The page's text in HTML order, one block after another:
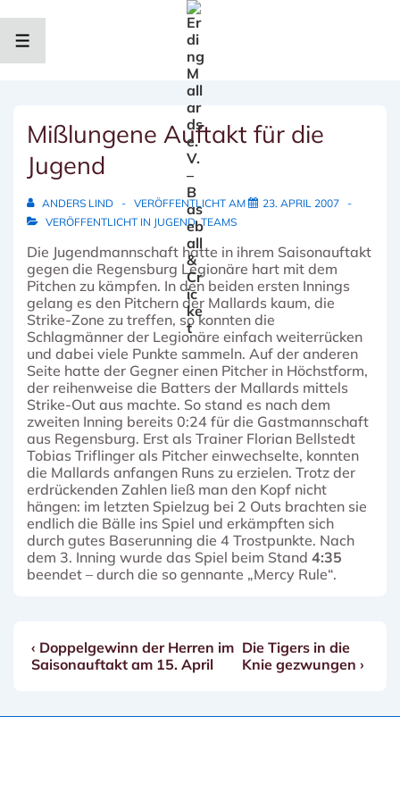
InhaltMENÜ
Mißlungene Auftakt für die
Jugend
ANDERS LIND VERÖFFENTLICHT AM
23. APRIL 2007
VERÖFFENTLICHT IN JUGEND,TEAMS
Die Jugendmannschaft hatte in ihrem Saisonauftakt
gegen die Regensburg Legionäre hart mit dem
Pitchen zu kämpfen. In den beiden ersten Innings
gelang es den Pitchern der Mallards kaum, die
Strike-Zone zu treffen, so konnten die
Schlagmänner der Legionäre einfach weiterrücken
und dabei viele Punkte sammeln. Auf der anderen
Seite hatte der Gegner einen Pitcher in Höchstform,
der reihenweise die Batters der Mallards mittels
Strike-Out aus machte. So stand es nach dem
zweiten Inning bereits 0:24 für die Gastmannschaft
aus Regensburg. Erst als Trainer Florian Bellstedt
Tobias Triflinger als Pitcher einwechselte, konnten
die Mallards anfangen Runs zu erzielen. Trotz der
erdrückenden Zahlen ließ man den Kopf nicht
hängen: im letzten Spielzug bei 2 Outs brachten sie
endlich die Bälle ins Spiel und erkämpften sich
durch gutes Baserunning die 4 Trostpunkte. Nach
dem 3. Inning wurde das Spiel beim Stand 4:35
beendet – durch die so gennante „Mercy Rule“.
Beitragsnavigation
Vorheriger
Beitrag
‹ Doppelgewinn der Herren im
Saisonauftakt am 15. April
Nächster
Beitrag
Die Tigers in die
Knie gezwungen ›